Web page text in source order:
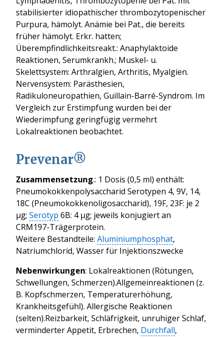
stabilisierter idiopathischer thrombozytopenischer
Purpura, hämolyt. Anämie bei Pat., die bereits
früher hämolyt. Erkr. hatten;
Überempfindlichkeitsreakt.: Anaphylaktoide
Reaktionen, Serumkrankh.; Muskel- u.
Skelettsystem: Arthralgien, Arthritis, Myalgien.
Nervensystem: Parästhesien,
Radikuloneuropathien, Guillain-Barré-Syndrom. Im
Vergleich zur Erstimpfung wurden bei der
Wiederimpfung geringfügig vermehrt
Lokalreaktionen beobachtet.
Prevenar®
Zusammensetzung.: 1 Dosis (0,5 ml) enthält:
Pneumokokkenpolysaccharid Serotypen 4, 9V, 14,
18C (Pneumokokkenoligosaccharid), 19F, 23F: je 2
μg; Serotyp 6B: 4 μg; jeweils konjugiert an
CRM197-Trägerprotein.
Weitere Bestandteile: Aluminiumphosphat,
Natriumchlorid, Wasser für Injektionszwecke
Nebenwirkungen: Lokalreaktionen (Rötungen,
Schwellungen, Schmerzen).Allgemeinreaktionen (z.
B. Kopfschmerzen, Temperaturerhöhung,
Krankheitsgefühl). Allergische Reaktionen
(selten).Reizbarkeit, Schläfrigkeit, unruhiger Schlaf,
verminderter Appetit, Erbrechen, Durchfall,